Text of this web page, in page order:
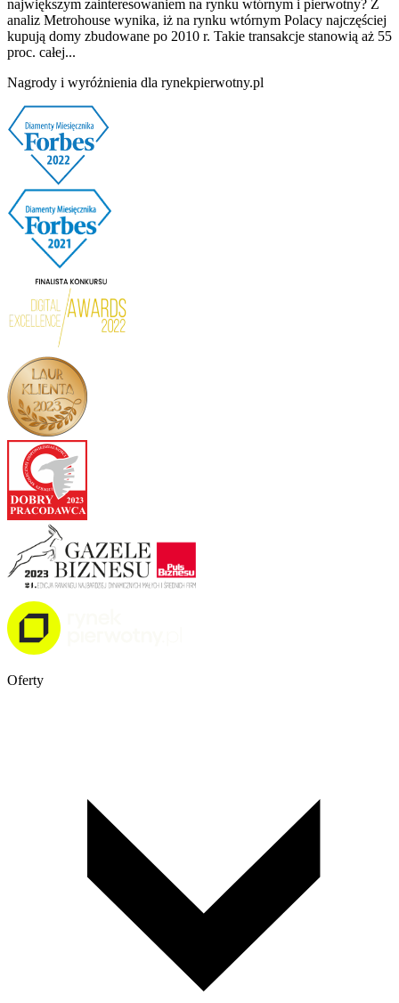
największym zainteresowaniem na rynku wtórnym i pierwotny? Z
analiz Metrohouse wynika, iż na rynku wtórnym Polacy najczęściej
kupują domy zbudowane po 2010 r. Takie transakcje stanowią aż 55
proc. całej...
Nagrody i wyróżnienia dla rynekpierwotny.pl
Oferty